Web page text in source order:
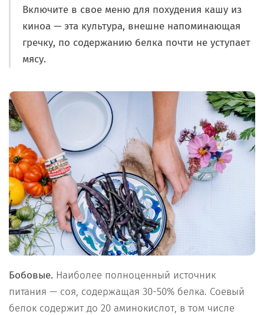
Включите в свое меню для похудения кашу из
киноа — эта культура, внешне напоминающая
гречку, по содержанию белка почти не уступает
мясу.
Бобовые. Наиболее полноценный источник
питания — соя, содержащая 30-50% белка. Соевый
белок содержит до 20 аминокислот, в том числе